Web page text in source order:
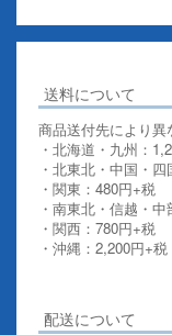
送料について
商品送付先により異
・北海道・九州：
・北東北・中国・
・関東：480円+税
・南東北・信越・
・関西：780円+税
・沖縄：2,200円+税
配送について